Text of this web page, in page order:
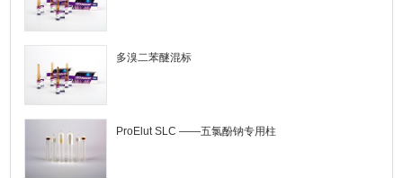
多溴二苯醚混标
ProElut SLC ——五氯酚钠专用柱